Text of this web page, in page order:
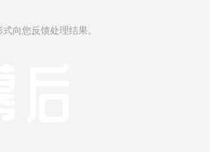
向您反馈处理结果。